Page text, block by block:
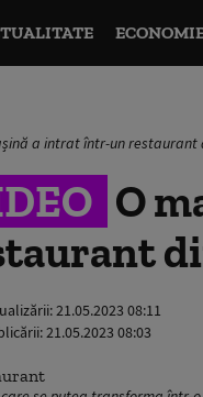
a intrat într-un restaurant
O
21.05.2023 08:11
21.05.2023 08:03